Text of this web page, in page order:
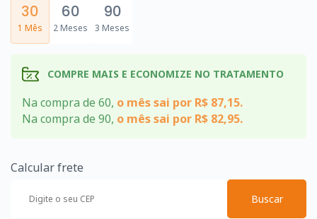
30
1 Mês
60
2 Meses
90
3 Meses
COMPRE MAIS E ECONOMIZE NO TRATAMENTO
Na compra de 60, o mês sai por R$ 87,15.
Na compra de 90, o mês sai por R$ 82,95.
Calcular frete
Buscar